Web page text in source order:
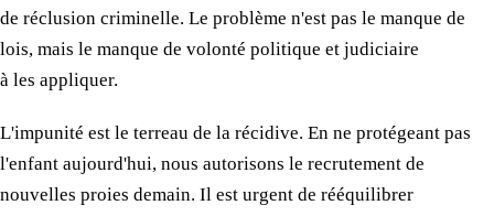
de réclusion criminelle. Le problème n'est pas le manque de
lois, mais le manque de volonté politique et judiciaire
à les appliquer.
​L'impunité est le terreau de la récidive. En ne protégeant pas
l'enfant aujourd'hui, nous autorisons le recrutement de
nouvelles proies demain. Il est urgent de rééquilibrer